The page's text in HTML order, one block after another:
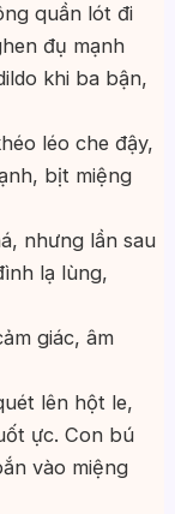
quần lót đi
đụ mạnh
khi ba bận,
léo che đậy,
bịt miệng
nhưng lần sau
lạ lùng,
giác, âm
lên hột le,
ực. Con bú
vào miệng